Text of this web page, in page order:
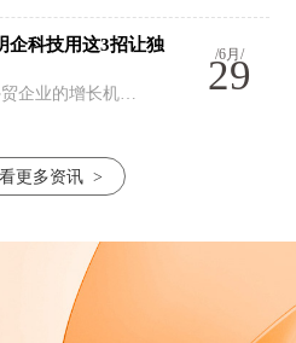
/6月/
29
企科技用这3招让独
企业的增长机…
更多资讯 >